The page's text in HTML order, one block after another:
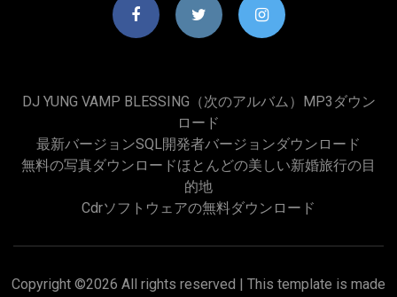
DJ YUNG VAMP BLESSING（次のアルバム）MP3ダウン
ロード
最新バージョンSQL開発者バージョンダウンロード
無料の写真ダウンロードほとんどの美しい新婚旅行の目
的地
Cdrソフトウェアの無料ダウンロード
Copyright ©2026 All rights reserved | This template is made